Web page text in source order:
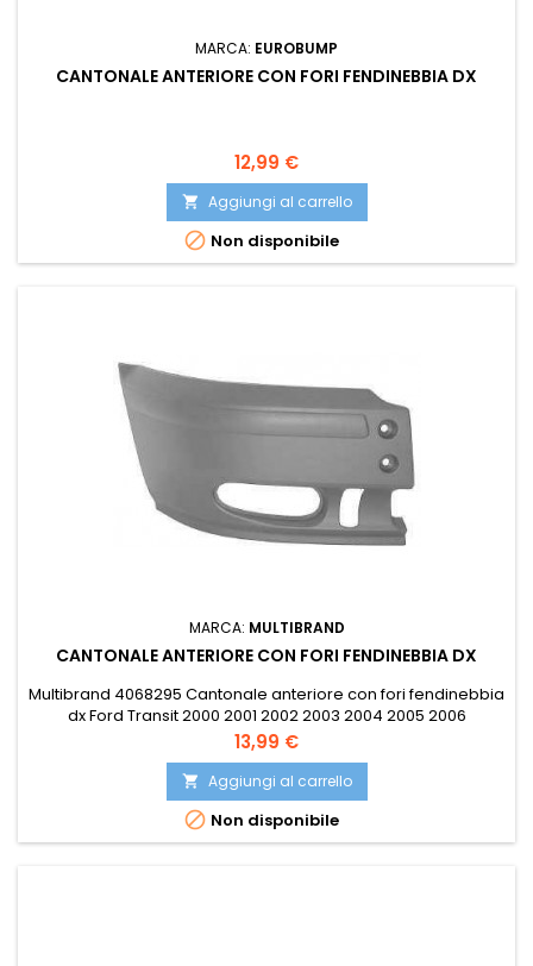
MARCA: EUROBUMP
CANTONALE ANTERIORE CON FORI FENDINEBBIA DX
Prezzo
12,99 €
 Aggiungi al carrello
 Non disponibile
MARCA: MULTIBRAND
CANTONALE ANTERIORE CON FORI FENDINEBBIA DX
Multibrand 4068295 Cantonale anteriore con fori fendinebbia
dx Ford Transit 2000 2001 2002 2003 2004 2005 2006
Compatibile con: EUROBUMP FOR07TR007 EUROBUMP
FOR07TR007T EUROSTAMP 071.33.9201 EUROSTAMP 71339201
JESSE UFV0523114V OE 4068240 OE 4352682 PRASCO FD9101113
VAN WEZEL 1898566
Prezzo
13,99 €
 Aggiungi al carrello
 Non disponibile